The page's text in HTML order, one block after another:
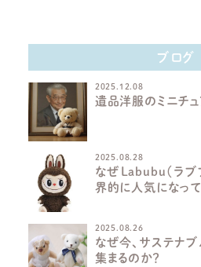
ブログ
2025.12.08
遺品洋服のミニチ
2025.08.28
なぜLabubu（ラブ
界的に人気になって
2025.08.26
なぜ今、サステナ
集まるのか？